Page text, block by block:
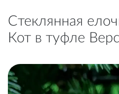
Стеклянная
Кот в туфле